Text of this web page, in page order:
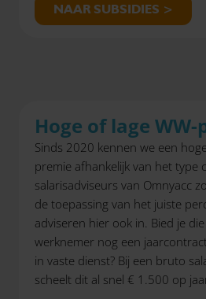
NAAR SUBSIDIES >
Hoge of lage
Sinds 2020 kennen we een
premie afhankelijk van het type
salarisadviseurs van Omnyacc
de toepassing van het juiste
adviseren hier ook in. Bied je
werknemer nog een
in vaste dienst? Bij een bruto
scheelt dit al snel € 1.500 op